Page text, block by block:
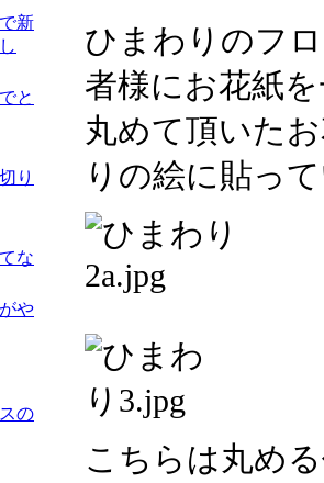
ひまわりのフ
者様にお花紙
丸めて頂いた
りの絵に貼っ
こちらは丸め
新
と
り
な
や
の